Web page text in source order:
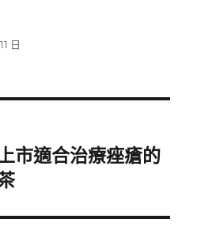
日
市適合治療痤瘡的